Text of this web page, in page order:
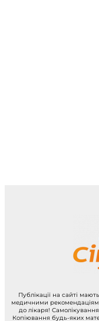
Публікації на сайті
медичними
до лікаря!
Копіювання будь-яких